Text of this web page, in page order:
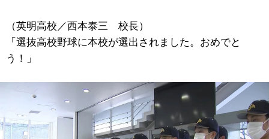
（英明高校／西本泰三 校長）
「選抜高校野球に本校が選出されました。おめでと
う！」